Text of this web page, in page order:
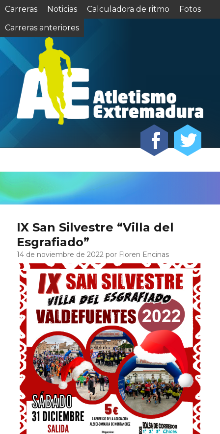
Carreras Noticias Calculadora de ritmo
Fotos
Carreras anteriores
IX San Silvestre “Villa del
Esgrafiado”
14 de noviembre de 2022 por Floren Encinas